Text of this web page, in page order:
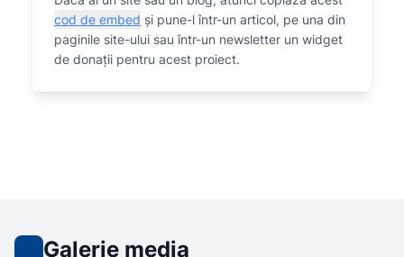
cod de embed și pune-l într-un articol, pe una din
paginile site-ului sau într-un newsletter un widget
de donații pentru acest proiect.
Galerie media